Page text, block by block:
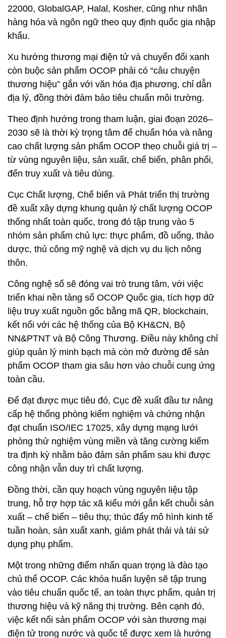
22000, GlobalGAP, Halal, Kosher, cũng như nhãn
hàng hóa và ngôn ngữ theo quy định quốc gia nhập
khẩu.
Xu hướng thương mại điện tử và chuyển đổi xanh
còn buộc sản phẩm OCOP phải có “câu chuyện
thương hiệu” gắn với văn hóa địa phương, chỉ dẫn
địa lý, đồng thời đảm bảo tiêu chuẩn môi trường.
Theo định hướng trong tham luận, giai đoạn 2026–
2030 sẽ là thời kỳ trọng tâm để chuẩn hóa và nâng
cao chất lượng sản phẩm OCOP theo chuỗi giá trị –
từ vùng nguyên liệu, sản xuất, chế biến, phân phối,
đến truy xuất và tiêu dùng.
Cục Chất lượng, Chế biến và Phát triển thị trường
đề xuất xây dựng khung quản lý chất lượng OCOP
thống nhất toàn quốc, trong đó tập trung vào 5
nhóm sản phẩm chủ lực: thực phẩm, đồ uống, thảo
dược, thủ công mỹ nghệ và dịch vụ du lịch nông
thôn.
Công nghệ số sẽ đóng vai trò trung tâm, với việc
triển khai nền tảng số OCOP Quốc gia, tích hợp dữ
liệu truy xuất nguồn gốc bằng mã QR, blockchain,
kết nối với các hệ thống của Bộ KH&CN, Bộ
NN&PTNT và Bộ Công Thương. Điều này không chỉ
giúp quản lý minh bạch mà còn mở đường để sản
phẩm OCOP tham gia sâu hơn vào chuỗi cung ứng
toàn cầu.
Để đạt được mục tiêu đó, Cục đề xuất đầu tư nâng
cấp hệ thống phòng kiểm nghiệm và chứng nhận
đạt chuẩn ISO/IEC 17025, xây dựng mạng lưới
phòng thử nghiệm vùng miền và tăng cường kiểm
tra định kỳ nhằm bảo đảm sản phẩm sau khi được
công nhận vẫn duy trì chất lượng.
Đồng thời, cần quy hoạch vùng nguyên liệu tập
trung, hỗ trợ hợp tác xã kiểu mới gắn kết chuỗi sản
xuất – chế biến – tiêu thụ; thúc đẩy mô hình kinh tế
tuần hoàn, sản xuất xanh, giảm phát thải và tái sử
dụng phụ phẩm.
Một trong những điểm nhấn quan trọng là đào tạo
chủ thể OCOP. Các khóa huấn luyện sẽ tập trung
vào tiêu chuẩn quốc tế, an toàn thực phẩm, quản trị
thương hiệu và kỹ năng thị trường. Bên cạnh đó,
việc kết nối sản phẩm OCOP với sàn thương mại
điện tử trong nước và quốc tế được xem là hướng